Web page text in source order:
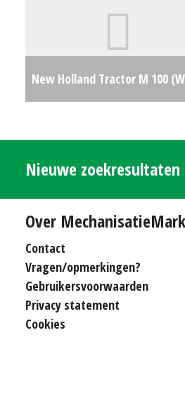
New Holland Tractor M 100
Nieuwe
Over
Contact
Vragen/opmerkingen?
Gebruikersvoorwaarden
Privacy statement
Cookies